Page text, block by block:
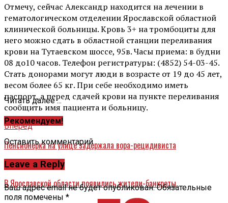
Отмечу, сейчас Александр находится на лечении в
гематологическом отделении Ярославской областной
клинической больницы. Кровь 3+ на тромбоциты для
него можно сдать в областной станции переливания
крови на Тутаевском шоссе, 95в. Часы приема: в будни
08 до10 часов. Телефон регистратуры: (4852) 54-03-45.
Стать донорами могут люди в возрасте от 19 до 45 лет,
весом более 65 кг. При себе необходимо иметь
паспорт, а перед сдачей крови на пункте переливания
сообщить имя пациента и больницу.
Вперед
Пенсионерка на улице задержала вора-рецидивиста
Назад
В Ярославской области появились жители-банкроты
Читать далее ...
Рекомендуем!
Оставить комментарий
Leave a Reply
Ваш адрес email не будет опубликован. Обязательные
поля помечены *